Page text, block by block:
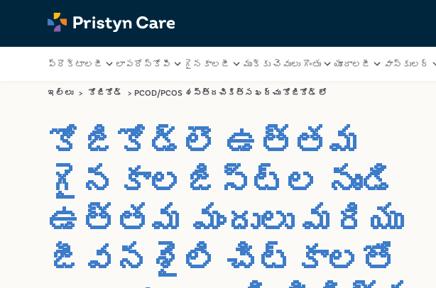
ప్రొక్టాలజీ లాపరోస్కోపీ గైనకాలజీ ముక్కు చెవులు గొంతు యూరాలజీ వాస్కులర్
ఇల్లు > కోజికోడ్ > PCOD/PCOS శస్త్రచికిత్స ఖర్చు కోజికోడ్ లో
కోజికోడ్లొ ఉత్తమ
గైనకాలజిస్ట్‌ల నుండి
ఉత్తమ మందులు మరియు
జీవనశైలి చిట్కాలతో